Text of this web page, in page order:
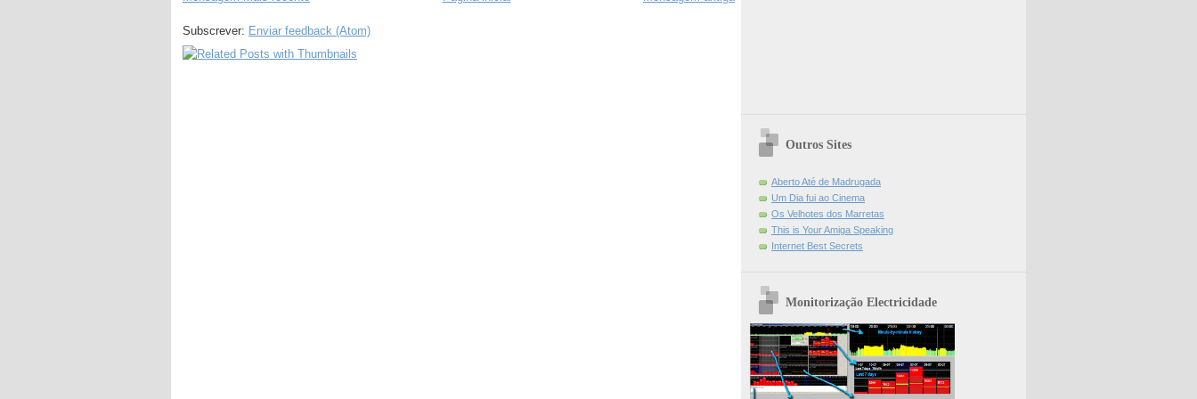
Subscrever: Enviar feedback (Atom)
Outros Sites
Aberto Até de Madrugada
Um Dia fui ao Cinema
Os Velhotes dos Marretas
This is Your Amiga Speaking
Internet Best Secrets
Monitorização Electricidade